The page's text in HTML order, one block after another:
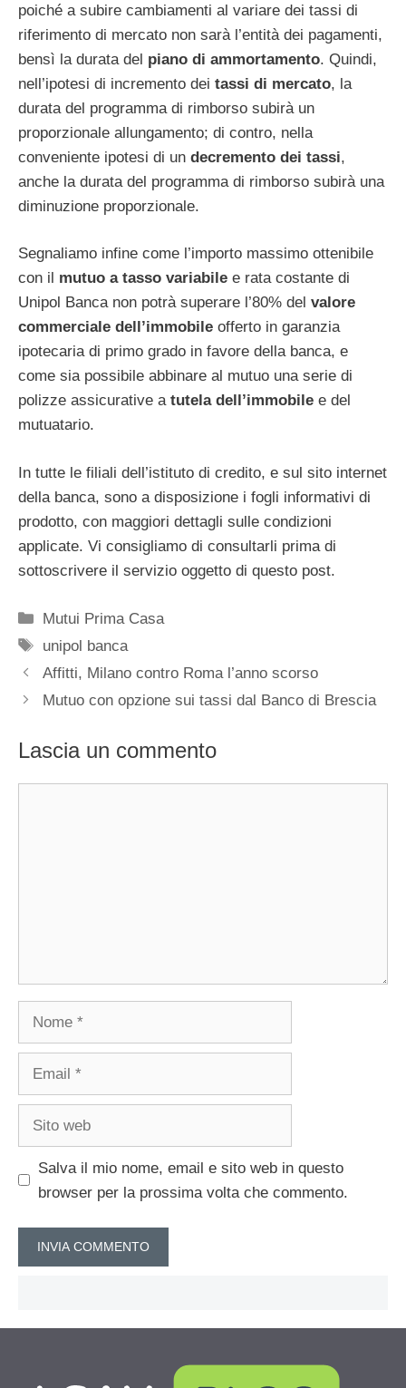
poiché a subire cambiamenti al variare dei tassi di
riferimento di mercato non sarà l’entità dei pagamenti,
bensì la durata del piano di ammortamento. Quindi,
nell’ipotesi di incremento dei tassi di mercato, la
durata del programma di rimborso subirà un
proporzionale allungamento; di contro, nella
conveniente ipotesi di un decremento dei tassi,
anche la durata del programma di rimborso subirà una
diminuzione proporzionale.
Segnaliamo infine come l’importo massimo ottenibile
con il mutuo a tasso variabile e rata costante di
Unipol Banca non potrà superare l’80% del valore
commerciale dell’immobile offerto in garanzia
ipotecaria di primo grado in favore della banca, e
come sia possibile abbinare al mutuo una serie di
polizze assicurative a tutela dell’immobile e del
mutuatario.
In tutte le filiali dell’istituto di credito, e sul sito internet
della banca, sono a disposizione i fogli informativi di
prodotto, con maggiori dettagli sulle condizioni
applicate. Vi consigliamo di consultarli prima di
sottoscrivere il servizio oggetto di questo post.
Categorie
Mutui Prima Casa
Tag
unipol banca
Affitti, Milano contro Roma l’anno scorso
Mutuo con opzione sui tassi dal Banco di Brescia
Lascia un commento
Salva il mio nome, email e sito web in questo
browser per la prossima volta che commento.